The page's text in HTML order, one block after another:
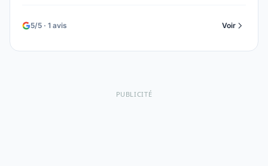
5/5 · 1 avis Voir
PUBLICITÉ